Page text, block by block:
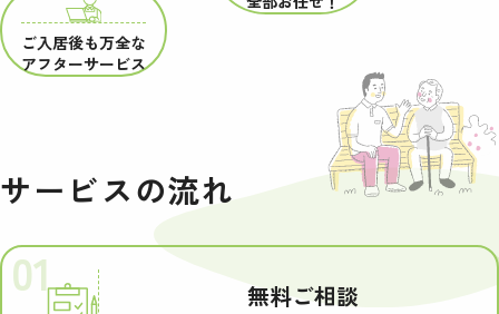
ご入居後も万全な
アフターサービス
サービスの流れ
01 無料ご相談